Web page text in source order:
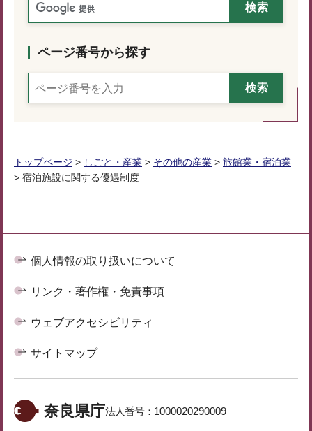
ページ番号から探す
トップページ > しごと・産業 > その他の産業 > 旅館業・宿泊業
> 宿泊施設に関する優遇制度
個人情報の取り扱いについて
リンク・著作権・免責事項
ウェブアクセシビリティ
サイトマップ
奈良県庁法人番号： 1000020290009